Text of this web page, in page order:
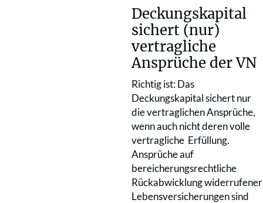
Deckungskapital
sichert (nur)
vertragliche
Ansprüche der VN
Richtig ist: Das
Deckungskapital sichert nur
die vertraglichen Ansprüche,
wenn auch nicht deren volle
vertragliche Erfüllung.
Ansprüche auf
bereicherungsrechtliche
Rückabwicklung widerrufener
Lebensversicherungen sind